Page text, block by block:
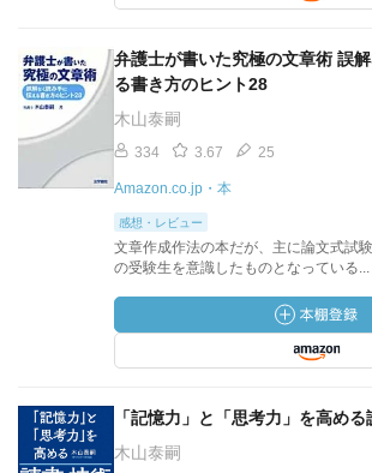
弁護士が書いた究極の文章術 誤
る書き方のヒント28
木山泰嗣
334 3.67 25
Amazon.co.jp・本
感想・レビュー
文章作成作法の本だが、主に論文式試
の受験生を意識したものとなっている...
「記憶力」と「思考力」を高め
木山泰嗣